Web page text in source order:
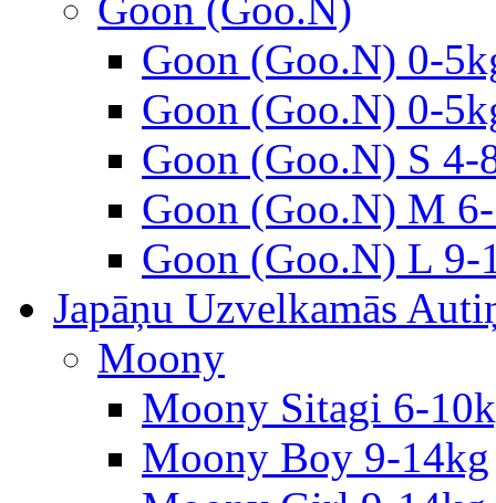
Goon (Goo.N) 0-
Goon (Goo.N) 0-
Goon (Goo.N) S 4-
Goon (Goo.N) M
Goon (Goo.N) L 9-
Japāņu Uzvelkamās
Moony
Moony Sitagi 6-
Moony Boy 9-14kg